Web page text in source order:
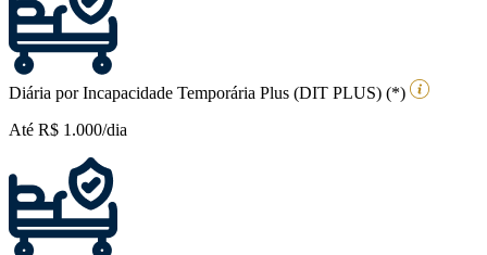
Diária por Incapacidade Temporária Plus (DIT PLUS) (*)
Até R$ 1.000/dia